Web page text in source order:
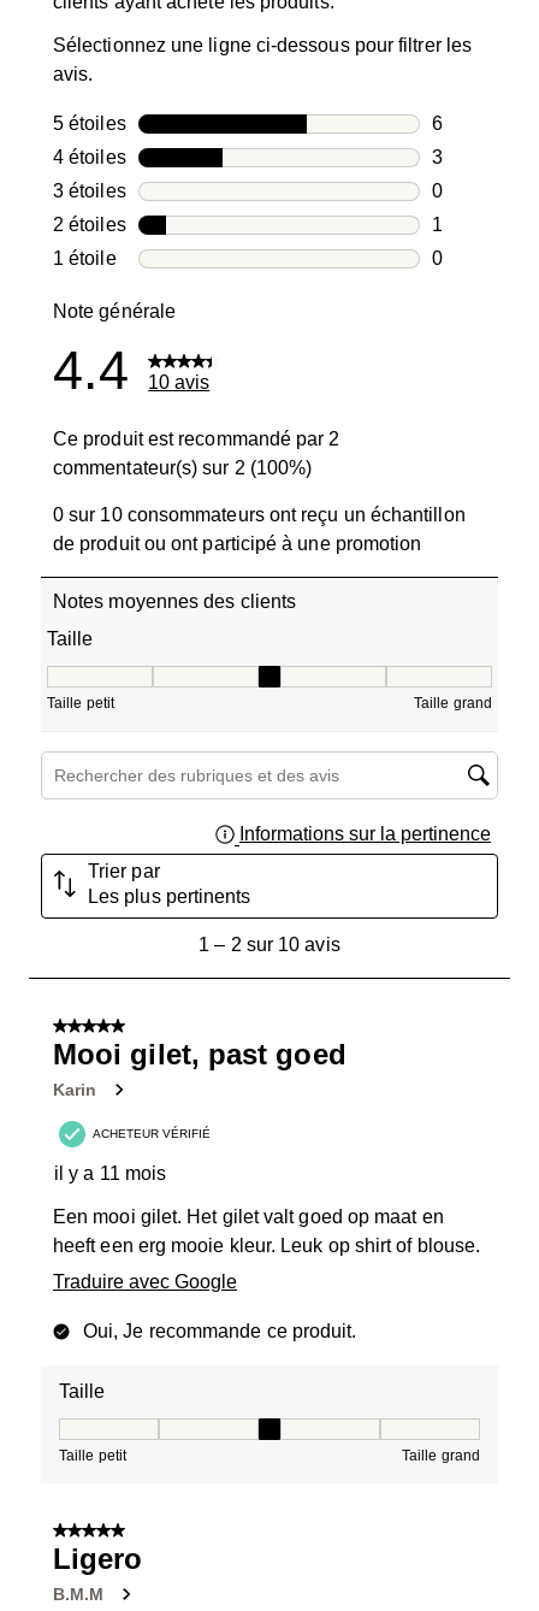
Sélectionnez une ligne ci-dessous pour filtrer les
avis.
5 étoilesétoiles
6
6 avis avec
4 étoilesétoiles
3
3 avis avec
3 étoilesétoiles
0
0 avis avec
2 étoilesétoiles
1
1 avis avec
1 étoileétoiles
0
Note générale
4.4 10 avis
Ce produit est recommandé par 2
commentateur(s) sur 2 (100%)
0 sur 10 consommateurs ont reçu un échantillon
de produit ou ont participé à une promotion
Notes moyennes des clients
Taille
Taille petit Taille grand
Zone de recherche de sujet et d'avis
Informations sur la pertinence
Trier par
Les plus pertinents
sur
avis.
1 – 2 sur 10 avis
5 sur 5 étoiles.
Mooi gilet, past goed
Karin
ACHETEUR VÉRIFIÉ
il y a 11 mois
Een mooi gilet. Het gilet valt goed op maat en
heeft een erg mooie kleur. Leuk op shirt of blouse.
Traduire avec Google
Oui, Je recommande ce produit.
Taille
Taille petit Taille grand
5 sur 5 étoiles.
Ligero
B.M.M